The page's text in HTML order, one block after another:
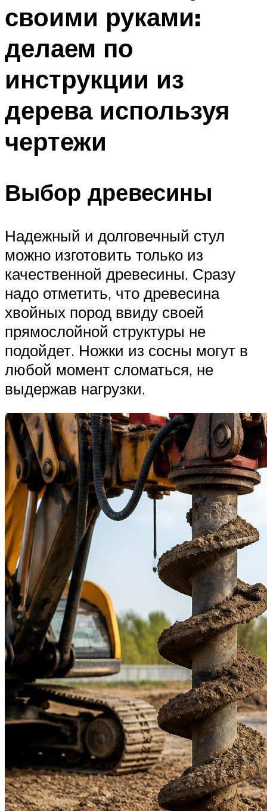
Меню
своими руками:
делаем по
инструкции из
дерева используя
чертежи
Выбор древесины
Надежный и долговечный стул
можно изготовить только из
качественной древесины. Сразу
надо отметить, что древесина
хвойных пород ввиду своей
прямослойной структуры не
подойдет. Ножки из сосны могут в
любой момент сломаться, не
выдержав нагрузки.